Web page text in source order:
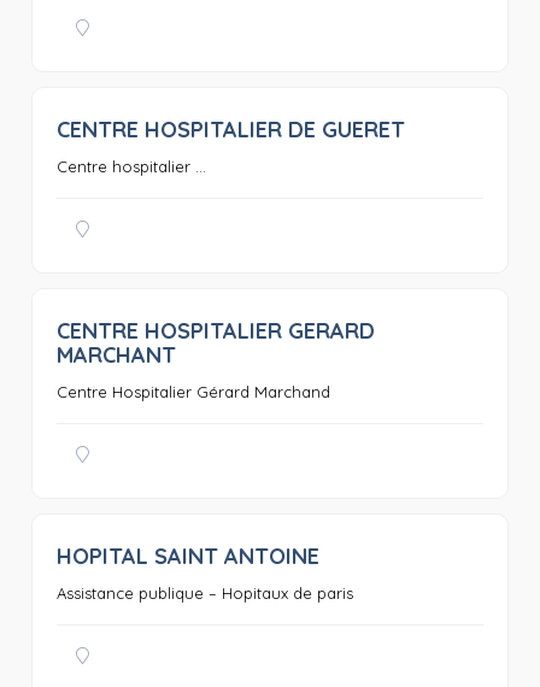
CENTRE HOSPITALIER DE GUERET
Centre hospitalier ...
CENTRE HOSPITALIER GERARD
MARCHANT
Centre Hospitalier Gérard Marchand
HOPITAL SAINT ANTOINE
Assistance publique – Hopitaux de paris